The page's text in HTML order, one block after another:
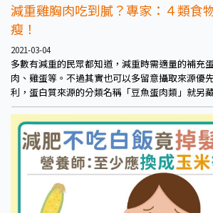
減重雞胸肉吃到膩？專家：４類食
瘦！
2021-03-04
多數有減重的民眾都知道，減重時需適量的補充
肉、雞蛋等。不過其實也可以多留意攝取來源優
利，蛋白質來源的分類名稱「豆魚蛋肉類」就另